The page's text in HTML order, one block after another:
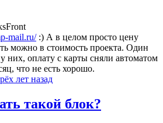
mail.ru/:) А в целом просто цену
можно в стоимость проекта. Один
них, оплату с карты сняли автоматом
что не есть хорошо.
лет назад
такой блок?